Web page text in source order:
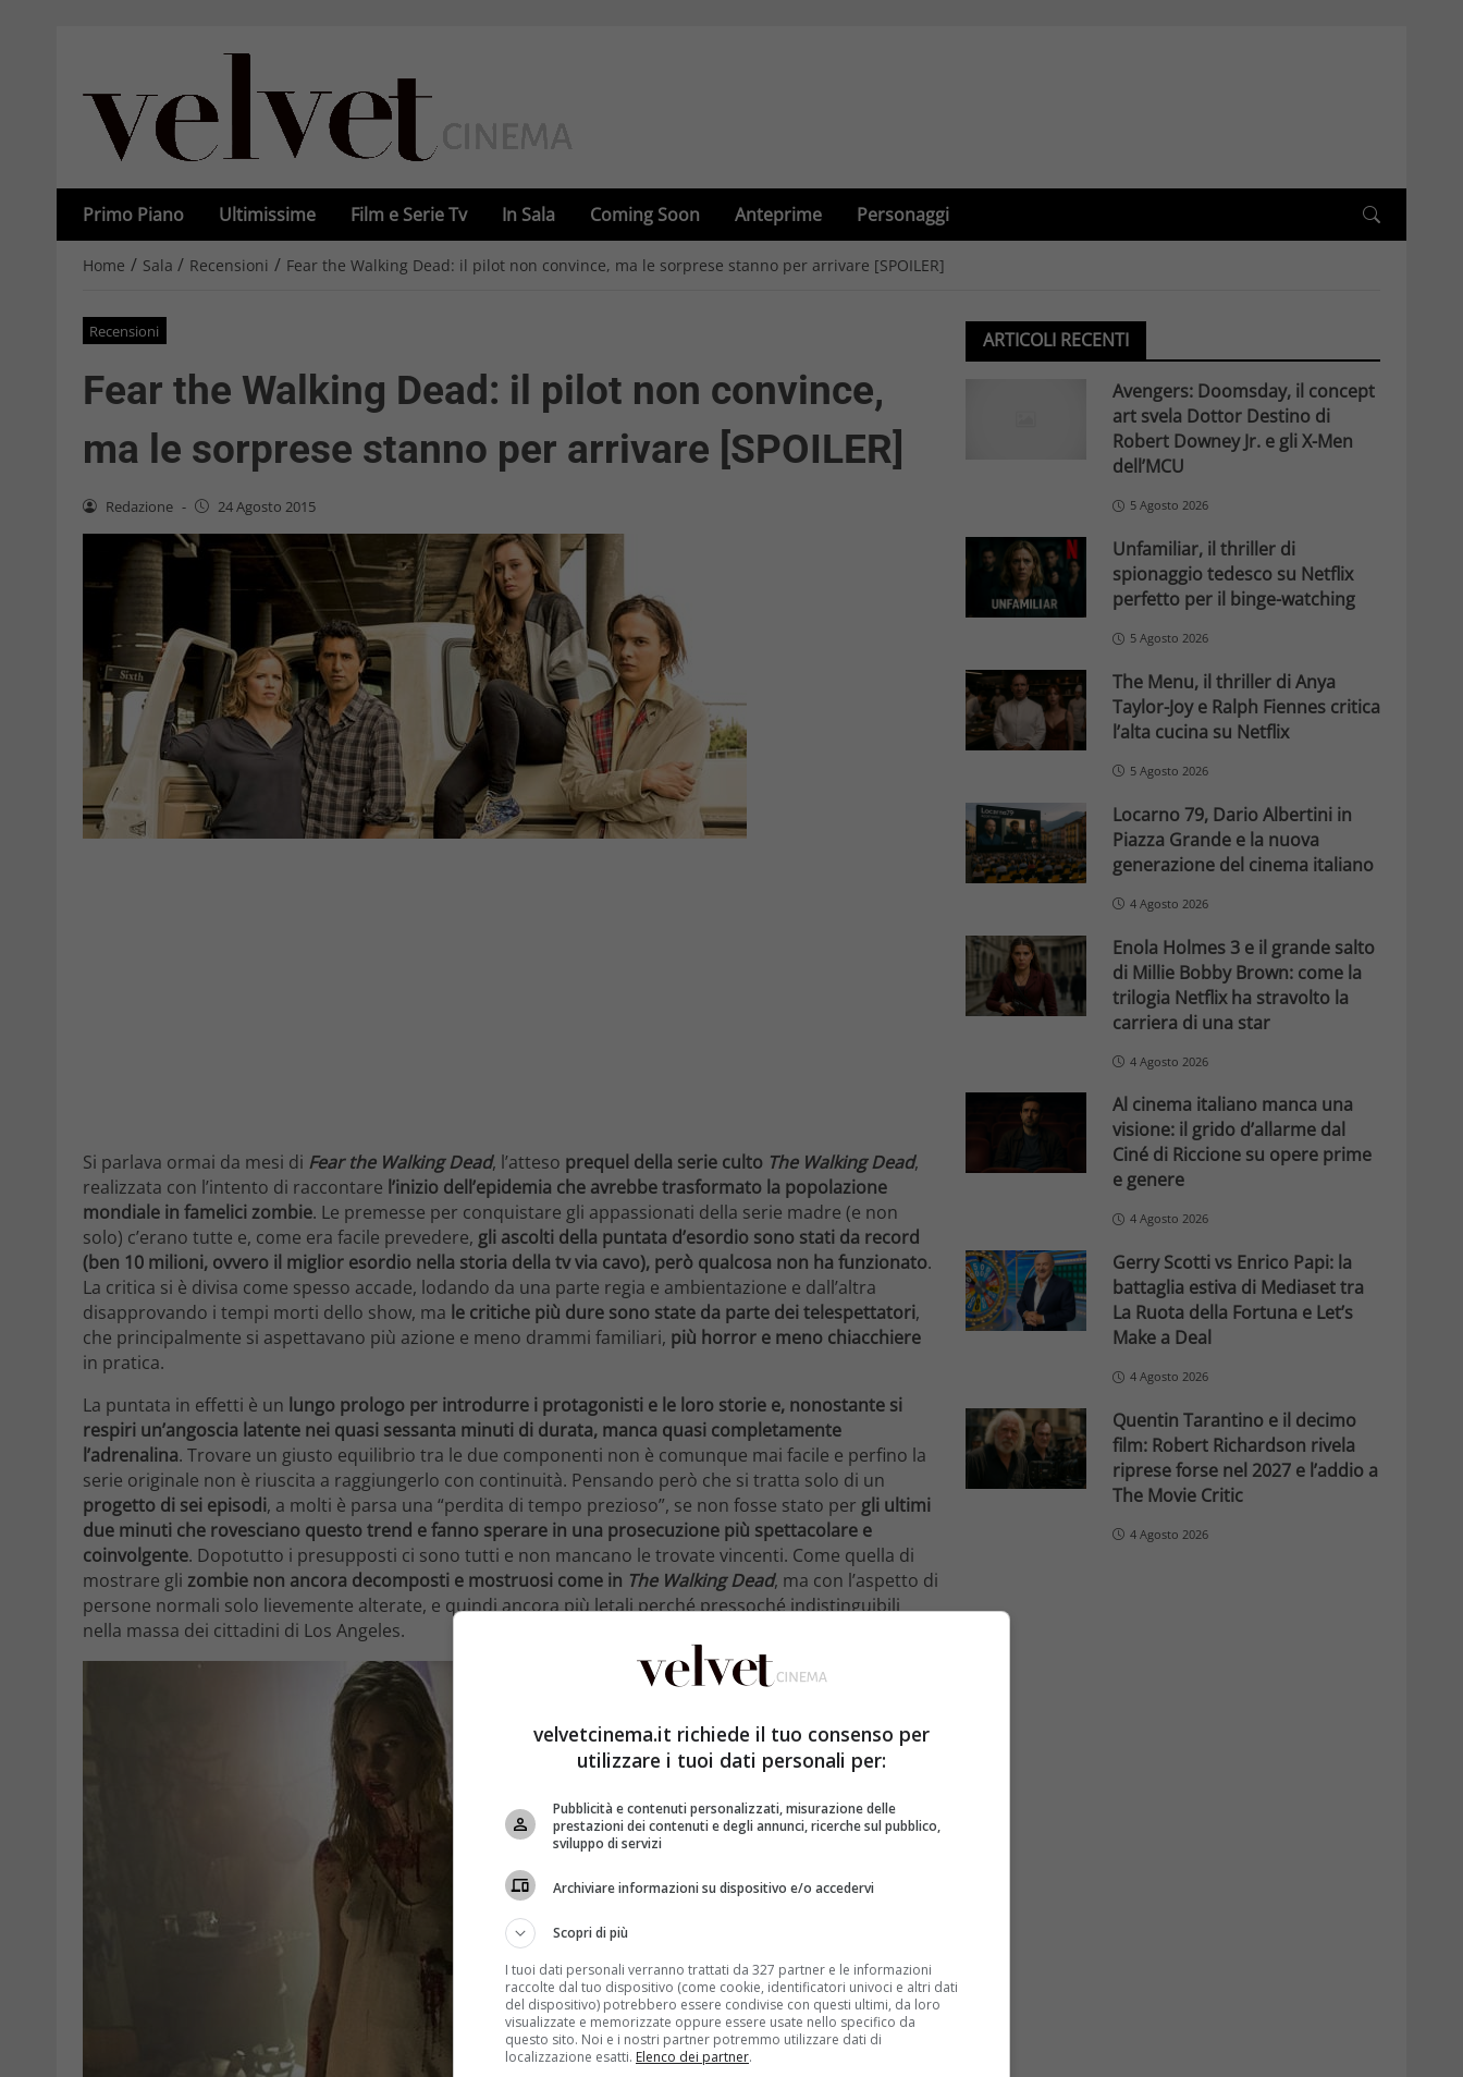
Primo Piano Ultimissime Film e Serie Tv In Sala Coming Soon Anteprime Personaggi
Home / Sala / Recensioni / Fear the Walking Dead: il pilot non convince, ma le sorprese stanno per arrivare [SPOILER]
Recensioni
Fear the Walking Dead: il pilot non convince,
ma le sorprese stanno per arrivare [SPOILER]
Redazione - 24 Agosto 2015
Si parlava ormai da mesi di Fear the Walking Dead, l’atteso prequel della serie culto The Walking Dead,
realizzata con l’intento di raccontare l’inizio dell’epidemia che avrebbe trasformato la popolazione
mondiale in famelici zombie. Le premesse per conquistare gli appassionati della serie madre (e non
solo) c’erano tutte e, come era facile prevedere, gli ascolti della puntata d’esordio sono stati da record
(ben 10 milioni, ovvero il miglior esordio nella storia della tv via cavo), però qualcosa non ha funzionato.
La critica si è divisa come spesso accade, lodando da una parte regia e ambientazione e dall’altra
disapprovando i tempi morti dello show, ma le critiche più dure sono state da parte dei telespettatori,
che principalmente si aspettavano più azione e meno drammi familiari, più horror e meno chiacchiere
in pratica.
La puntata in effetti è un lungo prologo per introdurre i protagonisti e le loro storie e, nonostante si
respiri un’angoscia latente nei quasi sessanta minuti di durata, manca quasi completamente
l’adrenalina. Trovare un giusto equilibrio tra le due componenti non è comunque mai facile e perfino la
serie originale non è riuscita a raggiungerlo con continuità. Pensando però che si tratta solo di un
progetto di sei episodi, a molti è parsa una “perdita di tempo prezioso”, se non fosse stato per gli ultimi
due minuti che rovesciano questo trend e fanno sperare in una prosecuzione più spettacolare e
coinvolgente. Dopotutto i presupposti ci sono tutti e non mancano le trovate vincenti. Come quella di
mostrare gli zombie non ancora decomposti e mostruosi come in The Walking Dead, ma con l’aspetto di
persone normali solo lievemente alterate, e quindi ancora più letali perché pressoché indistinguibili
nella massa dei cittadini di Los Angeles.
ARTICOLI RECENTI
Avengers: Doomsday, il concept
art svela Dottor Destino di
Robert Downey Jr. e gli X-Men
dell’MCU
5 Agosto 2026
Unfamiliar, il thriller di
spionaggio tedesco su Netflix
perfetto per il binge-watching
5 Agosto 2026
The Menu, il thriller di Anya
Taylor-Joy e Ralph Fiennes critica
l’alta cucina su Netflix
5 Agosto 2026
Locarno 79, Dario Albertini in
Piazza Grande e la nuova
generazione del cinema italiano
4 Agosto 2026
Enola Holmes 3 e il grande salto
di Millie Bobby Brown: come la
trilogia Netflix ha stravolto la
carriera di una star
4 Agosto 2026
Al cinema italiano manca una
visione: il grido d’allarme dal
Ciné di Riccione su opere prime
e genere
4 Agosto 2026
Gerry Scotti vs Enrico Papi: la
battaglia estiva di Mediaset tra
La Ruota della Fortuna e Let’s
Make a Deal
4 Agosto 2026
Quentin Tarantino e il decimo
film: Robert Richardson rivela
riprese forse nel 2027 e l’addio a
The Movie Critic
4 Agosto 2026
velvetcinema.it richiede il tuo consenso per
utilizzare i tuoi dati personali per:
Pubblicità e contenuti personalizzati, misurazione delle
prestazioni dei contenuti e degli annunci, ricerche sul pubblico,
sviluppo di servizi
Archiviare informazioni su dispositivo e/o accedervi
Scopri di più
I tuoi dati personali verranno trattati da 327 partner e le informazioni
raccolte dal tuo dispositivo (come cookie, identificatori univoci e altri dati
del dispositivo) potrebbero essere condivise con questi ultimi, da loro
visualizzate e memorizzate oppure essere usate nello specifico da
questo sito. Noi e i nostri partner potremmo utilizzare dati di
localizzazione esatti. Elenco dei partner.